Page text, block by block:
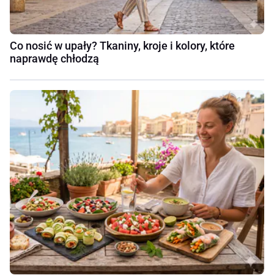
Co nosić w upały? Tkaniny, kroje i kolory, które
naprawdę chłodzą